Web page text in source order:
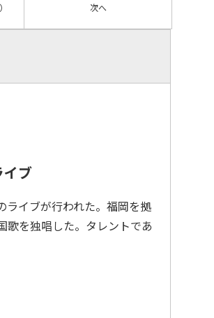
次へ
イブ
ライブが行われた。福岡を拠
歌を独唱した。タレントであ